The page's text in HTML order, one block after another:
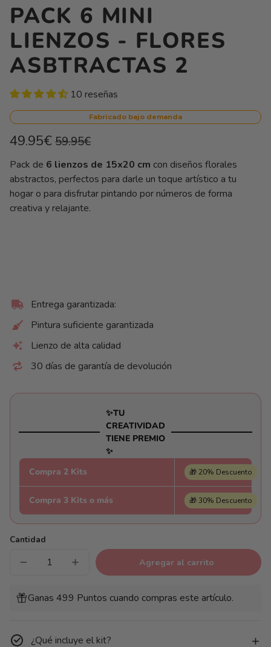
PACK 6 MINI
LIENZOS - FLORES
ASBTRACTAS 2
10 reseñas
Fabricado bajo demanda
Precio
49.95€
Precio
oferta
59.95€
unitario
por
Pack de 6 lienzos de 15x20 cm con diseños florales
abstractos, perfectos para darle un toque artístico a tu
hogar o para disfrutar pintando por números de forma
creativa y relajante.
Entrega garantizada:
Pintura suficiente garantizada
Lienzo de alta calidad
30 días de garantía de devolución
✨TU
CREATIVIDAD
TIENE PREMIO
✨
Compra 2 Kits
🎁 20% Descuento
Compra 3 Kits o más 🎁 30% Descuento
Cantidad
Reducir
Pack
6
Flores
Aumentar
cantidad
Pack
6
Flores
Agregar al carrito
Ganas 499 Puntos cuando compras este artículo.
¿Qué incluye el kit?